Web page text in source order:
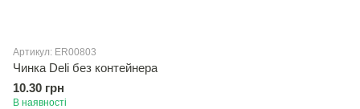
Артикул: ER00803
Чинка Deli без контейнера
10.30 грн
В наявності